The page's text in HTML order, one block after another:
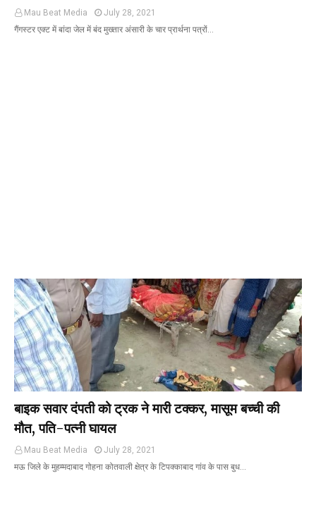
Mau Beat Media
July 28, 2021
गैंगस्टर एक्ट में बांदा जेल में बंद मुख्तार अंसारी के चार प्रार्थना पत्रों…
बाइक सवार दंपती को ट्रक ने मारी टक्कर, मासूम बच्ची की
मौत, पति-पत्नी घायल
Mau Beat Media
July 28, 2021
मऊ जिले के मुहम्मदाबाद गोहना कोतवाली क्षेत्र के टिपक्काबाद गांव के पास बुध…